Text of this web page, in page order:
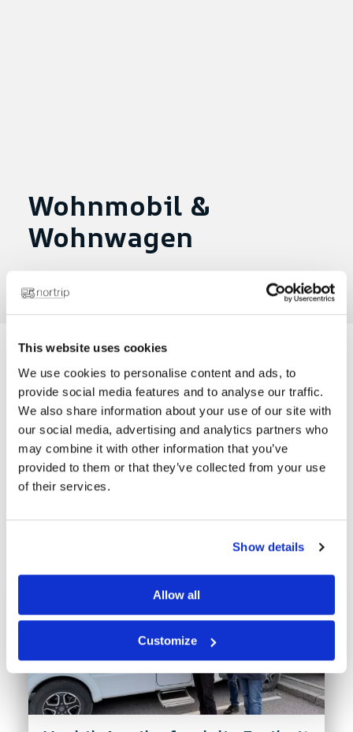
This website uses cookies
We use cookies to personalise content and ads, to
provide social media features and to analyse our traffic.
We also share information about your use of our site with
our social media, advertising and analytics partners who
may combine it with other information that you’ve
provided to them or that they’ve collected from your use
of their services.
Show details
Allow all
Customize
Wohnmobil &
Wohnwagen
Eingestellt am 17. Mai 2024|in
Netz 20.10.21
Neueste Nachrichten